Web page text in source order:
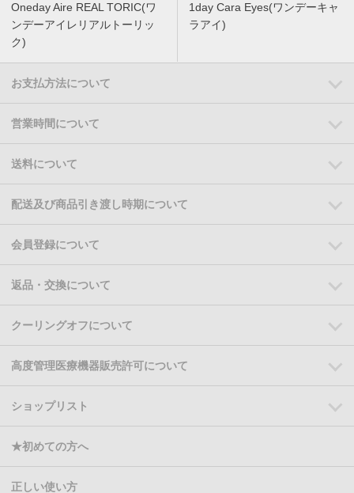
Oneday Aire REAL TORIC(ワ
ンデーアイレリアルトーリッ
ク)
1day Cara Eyes(ワンデーキャ
ラアイ)
お支払方法について
営業時間について
送料について
配送及び商品引き渡し時期について
会員登録について
返品・交換について
クーリングオフについて
高度管理医療機器販売許可について
ショップリスト
★初めての方へ
正しい使い方